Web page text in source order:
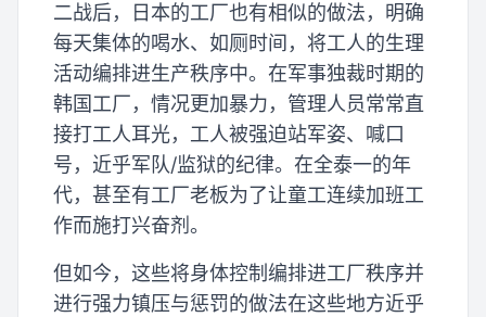
二战后，日本的工厂也有相似的做法，明确
每天集体的喝水、如厕时间，将工人的生理
活动编排进生产秩序中。在军事独裁时期的
韩国工厂，情况更加暴力，管理人员常常直
接打工人耳光，工人被强迫站军姿、喊口
号，近乎军队/监狱的纪律。在全泰一的年
代，甚至有工厂老板为了让童工连续加班工
作而施打兴奋剂。
但如今，这些将身体控制编排进工厂秩序并
进行强力镇压与惩罚的做法在这些地方近乎